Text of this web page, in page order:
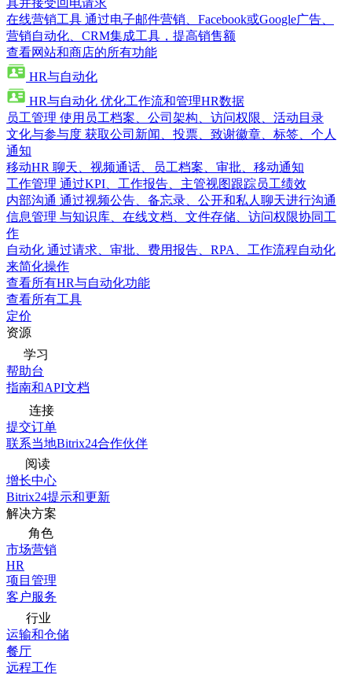
具并接受回电请求
在线营销工具 通过电子邮件营销、Facebook或Google广告、
营销自动化、CRM集成工具，提高销售额
查看网站和商店的所有功能
HR与自动化
HR与自动化 优化工作流和管理HR数据
员工管理 使用员工档案、公司架构、访问权限、活动目录
文化与参与度 获取公司新闻、投票、致谢徽章、标签、个人
通知
移动HR 聊天、视频通话、员工档案、审批、移动通知
工作管理 通过KPI、工作报告、主管视图跟踪员工绩效
内部沟通 通过视频公告、备忘录、公开和私人聊天进行沟通
信息管理 与知识库、在线文档、文件存储、访问权限协同工
作
自动化 通过请求、审批、费用报告、RPA、工作流程自动化
来简化操作
查看所有HR与自动化功能
查看所有工具
定价
资源
学习
帮助台
指南和API文档
连接
提交订单
联系当地Bitrix24合作伙伴
阅读
增长中心
Bitrix24提示和更新
解决方案
角色
市场营销
HR
项目管理
客户服务
行业
运输和仓储
餐厅
远程工作